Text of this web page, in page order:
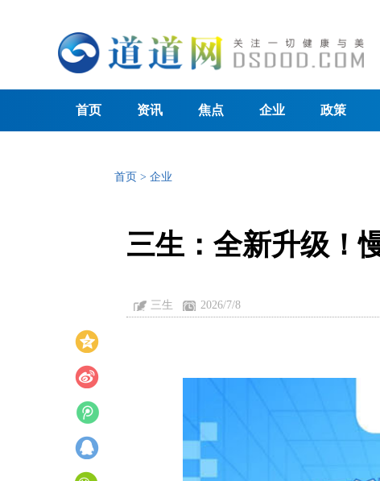
首页 资讯 焦点 企业 政策
首页 > 企业
三生：全新升级！
三生 2026/7/8